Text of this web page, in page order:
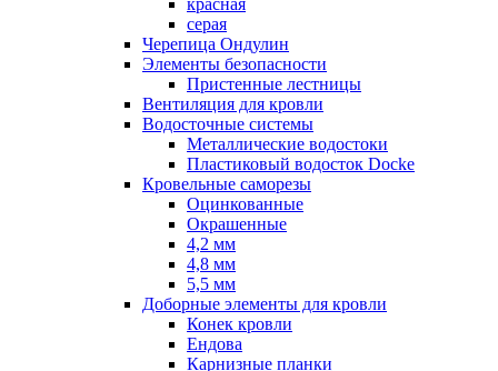
красная
серая
Черепица Ондулин
Элементы безопасности
Пристенные лестницы
Вентиляция для кровли
Водосточные системы
Металлические водостоки
Пластиковый водосток Docke
Кровельные саморезы
Оцинкованные
Окрашенные
4,2 мм
4,8 мм
5,5 мм
Доборные элементы для кровли
Конек кровли
Ендова
Карнизные планки